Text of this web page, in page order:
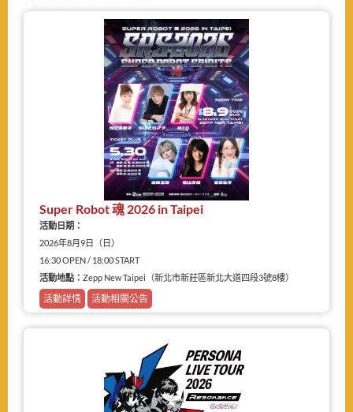
Super Robot 魂 2026 in Taipei
活動日期：
2026年8月9日（日）
16:30 OPEN / 18:00 START
活動地點： Zepp New Taipei（新北市新莊區新北大道四段3號8樓）
活動詳情 活動相關公告